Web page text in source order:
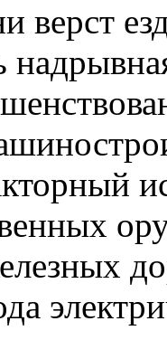
верст